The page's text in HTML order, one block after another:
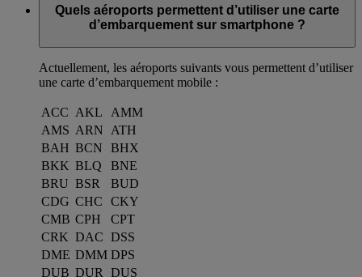
Quels aéroports permettent d’utiliser une carte
d’embarquement sur smartphone ?
Actuellement, les aéroports suivants vous permettent d’utiliser
une carte d’embarquement mobile :
ACC AKL
AMM
AMS ARN
ATH
BAH BCN
BHX
BKK BLQ
BNE
BRU BSR
BUD
CDG CHC
CKY
CMB CPH
CPT
CRK DAC DSS
DME DMM DPS
DUB DUR
DUS